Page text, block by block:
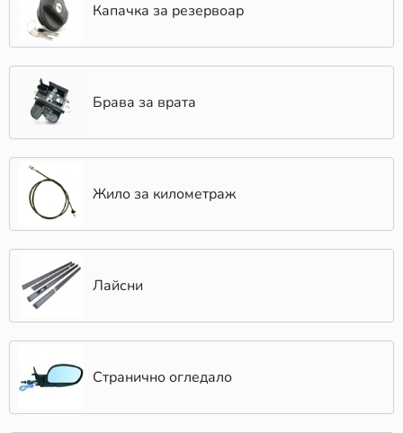
Капачка за резервоар
Брава за врата
Жило за километраж
Лайсни
Странично огледало